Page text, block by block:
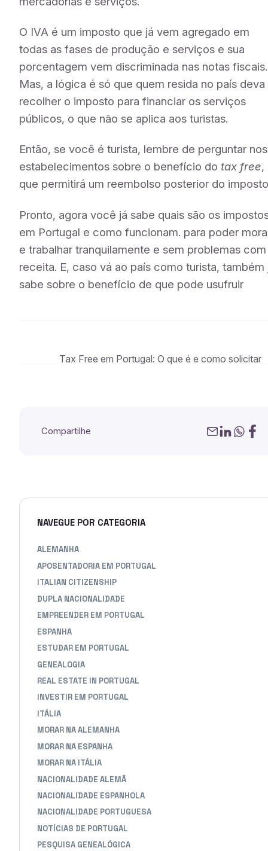
O IVA é um imposto que já vem agregado em
todas as fases de produção e serviços e sua
porcentagem vem discriminada nas notas fiscais.
Mas, a lógica é só que quem resida no país deva
recolher o imposto para financiar os serviços
públicos, o que não se aplica aos turistas.
Então, se você é turista, lembre de perguntar nos
estabelecimentos sobre o benefício do tax free,
que permitirá um reembolso posterior do
Pronto, agora você já sabe quais são os
em Portugal e como funcionam. para poder
e trabalhar tranquilamente e sem problemas
receita. E, caso vá ao país como turista, também
sabe sobre o benefício de que pode usufruir
Tax Free em Portugal: O que é e como solicitar
Compartilhe
NAVEGUE POR CATEGORIA
ALEMANHA
APOSENTADORIA EM PORTUGAL
ITALIAN CITIZENSHIP
DUPLA NACIONALIDADE
EMPREENDER EM PORTUGAL
ESPANHA
ESTUDAR EM PORTUGAL
GENEALOGIA
REAL ESTATE IN PORTUGAL
INVESTIR EM PORTUGAL
ITÁLIA
MORAR NA ALEMANHA
MORAR NA ESPANHA
MORAR NA ITÁLIA
NACIONALIDADE ALEMÃ
NACIONALIDADE ESPANHOLA
NACIONALIDADE PORTUGUESA
NOTÍCIAS DE PORTUGAL
PESQUISA GENEALÓGICA